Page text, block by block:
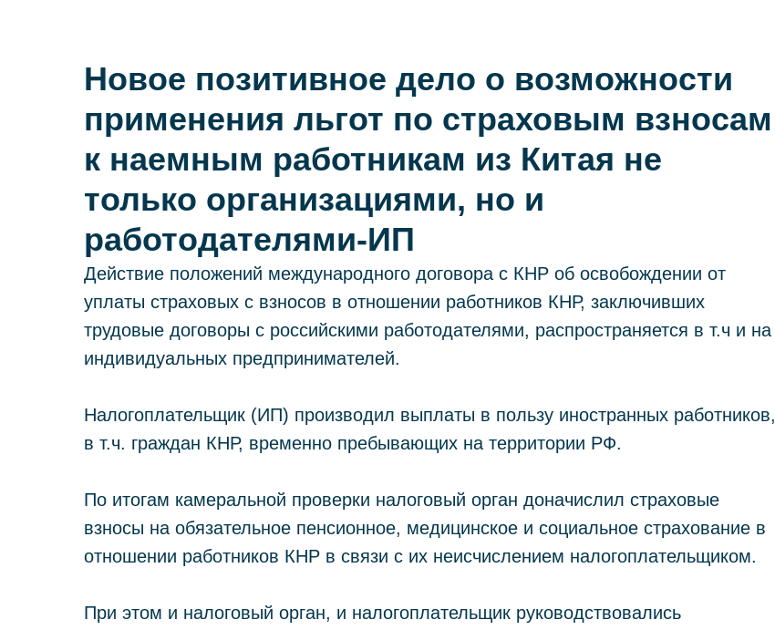
Новое позитивное дело о возможности
применения льгот по страховым взносам
к наемным работникам из Китая не
только организациями, но и
работодателями-ИП
Действие положений международного договора с КНР об освобождении от
уплаты страховых с взносов в отношении работников КНР, заключивших
трудовые договоры с российскими работодателями, распространяется в т.ч и на
индивидуальных предпринимателей.
Налогоплательщик (ИП) производил выплаты в пользу иностранных работников,
в т.ч. граждан КНР, временно пребывающих на территории РФ.
По итогам камеральной проверки налоговый орган доначислил страховые
взносы на обязательное пенсионное, медицинское и социальное страхование в
отношении работников КНР в связи с их неисчислением налогоплательщиком.
При этом и налоговый орган, и налогоплательщик руководствовались